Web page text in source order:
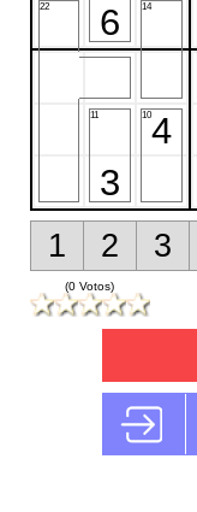
22 6 14
11 104
3
1 2 3
(0 Votos)